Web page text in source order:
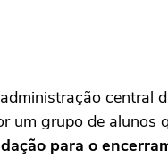
central
grupo de
para o